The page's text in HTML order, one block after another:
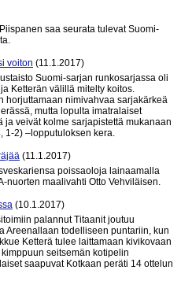
saa seurata tulevat Suomi-
voiton (11.1.2017)
Suomi-sarjan runkosarjassa oli
Ketterän välillä mitelty koitos.
horjuttamaan nimivahvaa sarjakärkeä
mutta lopulta imatralaiset
veivät kolme sarjapistettä mukanaan
1-2) –lopputuloksen kera.
(11.1.2017)
poissaoloja lainaamalla
nuorten maalivahti Otto Vehviläisen.
(10.1.2017)
palannut Titaanit joutuu
Areenallaan todelliseen puntariin, kun
Ketterä tulee laittamaan kivikovaan
seitsemän kotipelin
saapuvat Kotkaan peräti 14 ottelun